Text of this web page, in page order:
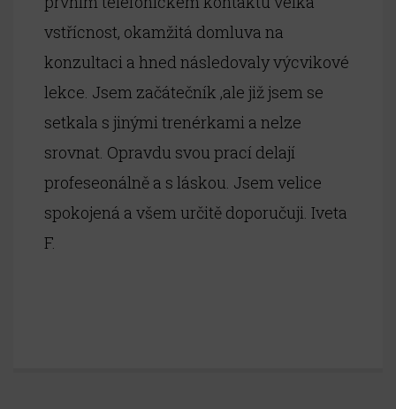
Registrace online
Online lekce
Psí hotel Sirius
vstřícnost, okamžitá domluva na
konzultaci a hned následovaly výcvikové
lekce. Jsem začátečník ,ale již jsem se
setkala s jinými trenérkami a nelze
srovnat. Opravdu svou prací delají
profeseonálně a s láskou. Jsem velice
spokojená a všem určitě doporučuji. Iveta
F.